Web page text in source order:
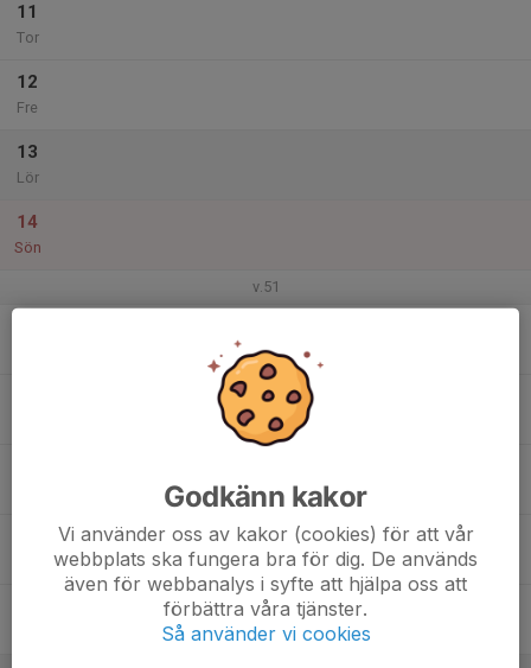
11
Tor
12
Fre
13
Lör
14
Sön
v.51
Godkänn kakor
Vi använder oss av kakor (cookies) för att vår
webbplats ska fungera bra för dig. De används
även för webbanalys i syfte att hjälpa oss att
förbättra våra tjänster.
Så använder vi cookies